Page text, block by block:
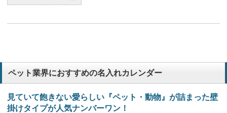
ペット業界におすすめの名入れカレンダー
見ていて飽きない愛らしい『ペット・動物』が詰まった壁
掛けタイプが人気ナンバーワン！